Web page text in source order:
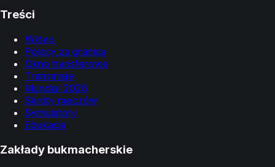
Treści
Wideo
Polacy za granicą
Okno transferowe
Transmisje
Mundial 2026
Skróty meczów
Symulatory
Edukacja
Zakłady bukmacherskie